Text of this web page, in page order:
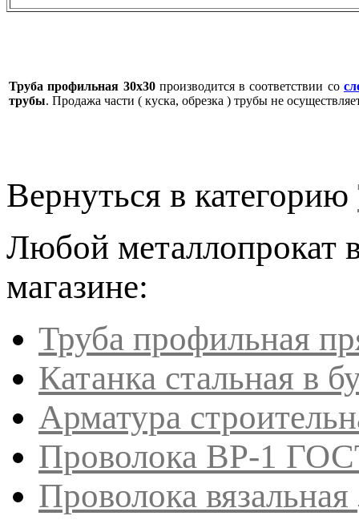
Труба профильная 30х30 производится в соответствии со
трубы. Продажа части ( куска, обрезка ) трубы не
Вернуться в категорию
Любой металлопрокат
магазине:
Труба профильная
Катанка стальная в
Арматура
Проволока ВР-1
Проволока вязальная